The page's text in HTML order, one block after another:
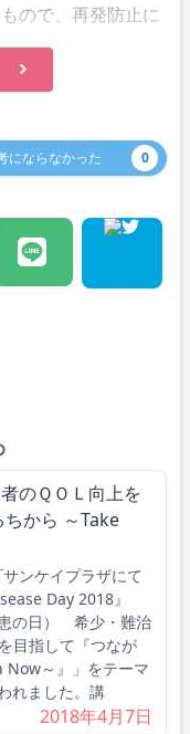
ので、再発防止に
にならなかった 0
のＱＯＬ向上を
から ～Take
ンケイプラザにて
Day 2018』
患の日） 希少・難治
目指して『つなが
Now～』」をテーマ
れました。講
2018年4月7日